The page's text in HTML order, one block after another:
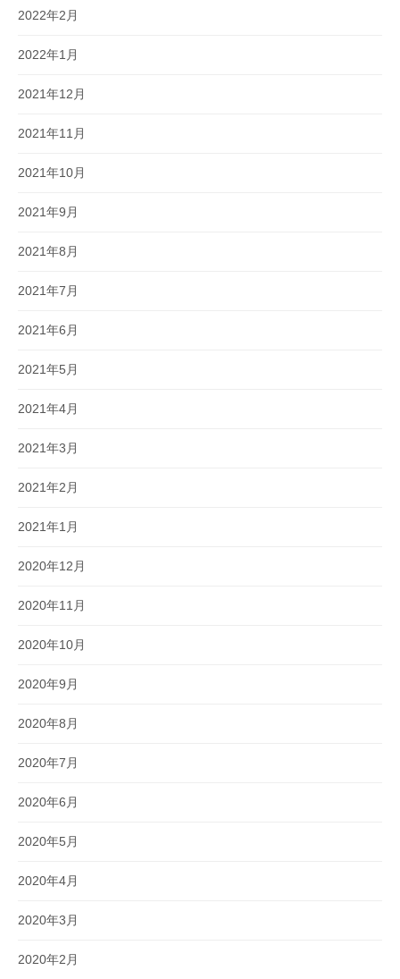
2022年2月
2022年1月
2021年12月
2021年11月
2021年10月
2021年9月
2021年8月
2021年7月
2021年6月
2021年5月
2021年4月
2021年3月
2021年2月
2021年1月
2020年12月
2020年11月
2020年10月
2020年9月
2020年8月
2020年7月
2020年6月
2020年5月
2020年4月
2020年3月
2020年2月